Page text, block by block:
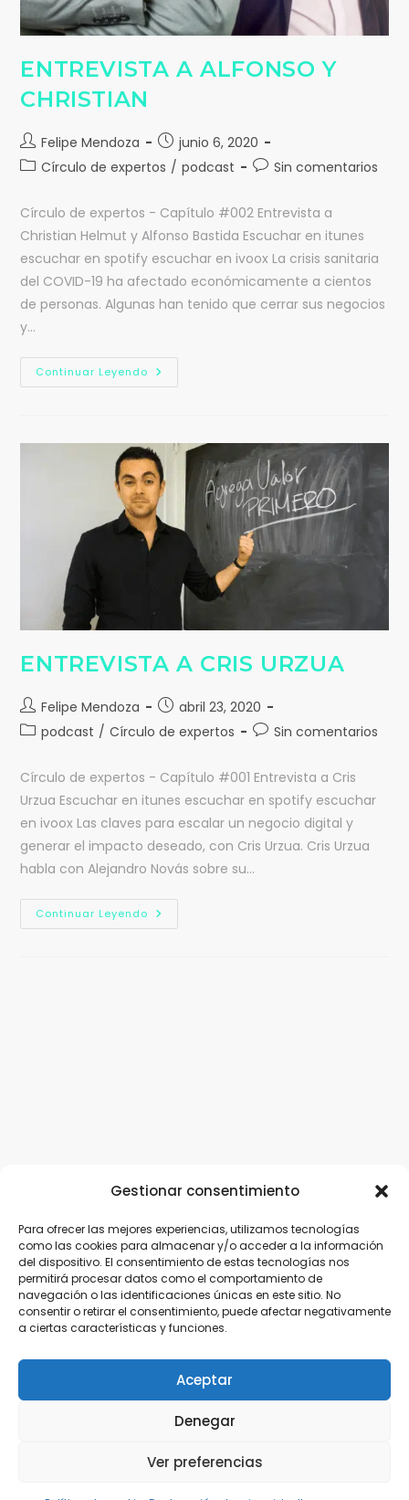
Gestionar consentimiento
Para ofrecer las mejores experiencias, utilizamos tecnologías
como las cookies para almacenar y/o acceder a la información
del dispositivo. El consentimiento de estas tecnologías nos
permitirá procesar datos como el comportamiento de
navegación o las identificaciones únicas en este sitio. No
consentir o retirar el consentimiento, puede afectar negativamente
a ciertas características y funciones.
Aceptar
Denegar
Ver preferencias
ENTREVISTA A ALFONSO Y
CHRISTIAN
Felipe Mendoza
junio 6, 2020
Círculo de expertos / podcast Sin comentarios
Círculo de expertos - Capítulo #002 Entrevista a
Christian Helmut y Alfonso Bastida Escuchar en itunes
escuchar en spotify escuchar en ivoox La crisis sanitaria
del COVID-19 ha afectado económicamente a cientos
de personas. Algunas han tenido que cerrar sus negocios
y…
Continuar Leyendo
ENTREVISTA A CRIS URZUA
Felipe Mendoza
abril 23, 2020
podcast / Círculo de expertos Sin comentarios
Círculo de expertos - Capítulo #001 Entrevista a Cris
Urzua Escuchar en itunes escuchar en spotify escuchar
en ivoox Las claves para escalar un negocio digital y
generar el impacto deseado, con Cris Urzua. Cris Urzua
habla con Alejandro Novás sobre su…
Continuar Leyendo
Aviso legal